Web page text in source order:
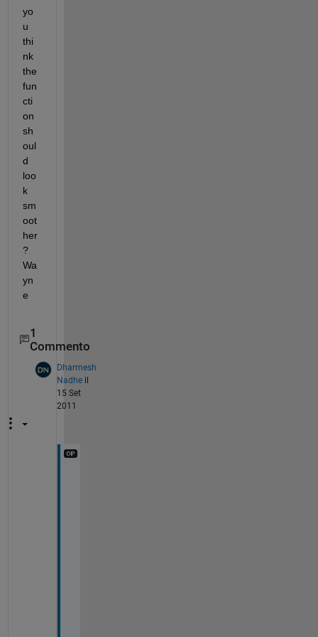
yo
u
thi
nk
the
fun
cti
on
sh
oul
d
loo
k
sm
oot
her
?
Wa
yn
e
1
Commento
Dharmesh
Nadhe il
15 Set
2011